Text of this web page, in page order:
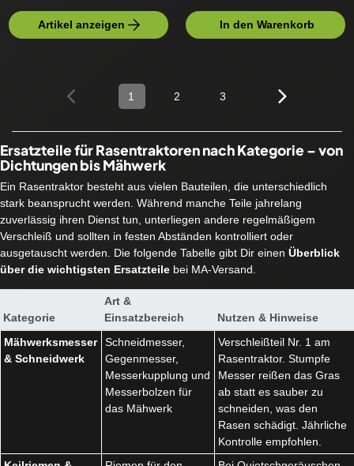
Artikel anzeigen In den Warenkorb
1 2 3
Ersatzteile für Rasentraktoren nach Kategorie – von
Dichtungen bis Mähwerk
Ein Rasentraktor besteht aus vielen Bauteilen, die unterschiedlich
stark beansprucht werden. Während manche Teile jahrelang
zuverlässig ihren Dienst tun, unterliegen andere regelmäßigem
Verschleiß und sollten in festen Abständen kontrolliert oder
ausgetauscht werden. Die folgende Tabelle gibt Dir einen Überblick
über die wichtigsten Ersatzteile bei MA-Versand.
Kategorie
Art &
Einsatzbereich
Nutzen & Hinweise
Mähwerksmesser
& Schneidwerk
Schneidmesser,
Gegenmesser,
Messerkupplung und
Messerbolzen für
das Mähwerk
Verschleißteil Nr. 1 am
Rasentraktor. Stumpfe
Messer reißen das Gras
ab statt es sauber zu
schneiden, was den
Rasen schädigt. Jährliche
Kontrolle empfohlen.